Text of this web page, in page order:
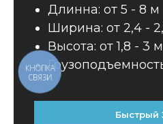
Длинна: от 5 - 8 м
Ширина: от 2,4 -
Высота: от 1,8 - 3 м
Быстрый
КНОПКА
СВЯЗИ